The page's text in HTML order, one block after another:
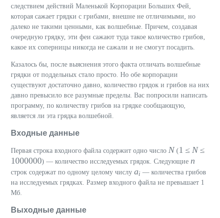
следствием действий Маленькой Корпорации Больших Фей,
которая сажает грядки с грибами, внешне не отличимыми, но
далеко не такими ценными, как волшебные. Причем, создавая
очередную грядку, эти феи сажают туда такое количество грибов,
какое их соперницы никогда не сажали и не смогут посадить.
Казалось бы, после выяснения этого факта отличать волшебные
грядки от поддельных стало просто. Но обе корпорации
существуют достаточно давно, количество грядок и грибов на них
давно превысило все разумные пределы. Вас попросили написать
программу, по количеству грибов на грядке сообщающую,
является ли эта грядка волшебной.
Входные данные
Первая строка входного файла содержит одно число N ( 1 ≤ N≤
1000000) — количество исследуемых грядок. Следующие n
строк содержат по одному целому числу ai — количества грибов
на исследуемых грядках. Размер входного файла не превышает 1
Мб.
Выходные данные